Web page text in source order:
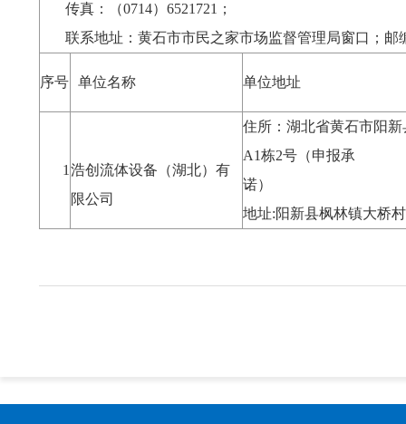
传真：（0714）6521721；
联系地址：黄石市市民之家市场监督管理局窗口；邮
序号 单位名称 单位地址
1 浩创流体设备（湖北）有
限公司
住所：湖北省黄石市阳
A1栋2号（申报承
地址:阳新县枫林镇大桥村